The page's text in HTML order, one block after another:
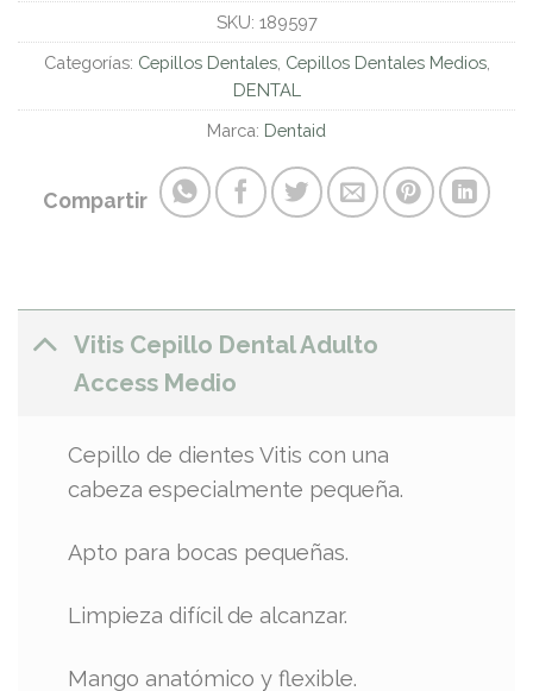
SKU: 189597
Categorías: Cepillos Dentales, Cepillos Dentales Medios,
DENTAL
Marca: Dentaid
Compartir
Vitis Cepillo Dental Adulto
Access Medio
Cepillo de dientes Vitis con una
cabeza especialmente pequeña.
Apto para bocas pequeñas.
Limpieza difícil de alcanzar.
Mango anatómico y flexible.